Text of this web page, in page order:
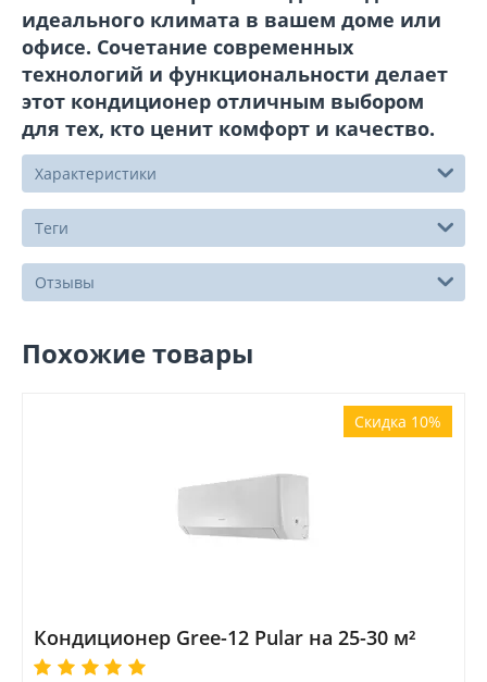
идеального климата в вашем доме или
офисе. Сочетание современных
технологий и функциональности делает
этот кондиционер отличным выбором
для тех, кто ценит комфорт и качество.
Характеристики
Теги
Отзывы
Похожие товары
Скидка 10%
Кондиционер Gree-12 Pular на 25-30 м²